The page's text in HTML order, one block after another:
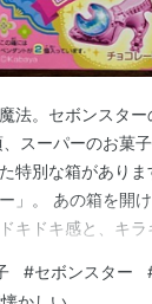
法。セボンスタ
スーパーのお菓
特別な箱があり
」。 あの箱を開
キドキ感と、キラ
せん。 カゴに入
#セボンスター